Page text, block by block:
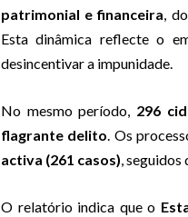
patrimonial e financeira,
Esta dinâmica reflecte o
desincentivar a impunidade.
No mesmo período, 296
flagrante delito. Os
activa (261 casos), seguidos
O relatório indica que o